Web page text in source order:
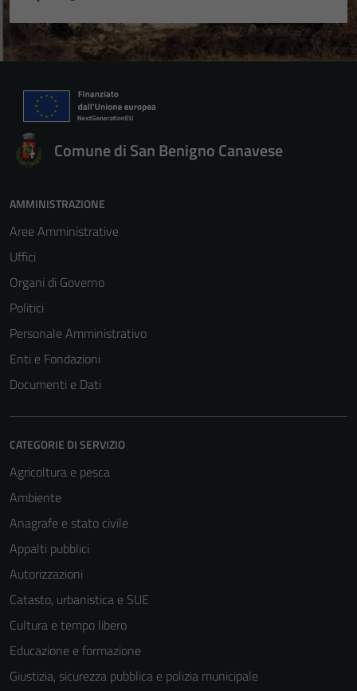
Comune di San Benigno Canavese
AMMINISTRAZIONE
Aree Amministrative
Uffici
Organi di Governo
Politici
Personale Amministrativo
Enti e Fondazioni
Documenti e Dati
CATEGORIE DI SERVIZIO
Agricoltura e pesca
Ambiente
Anagrafe e stato civile
Appalti pubblici
Autorizzazioni
Catasto, urbanistica e SUE
Cultura e tempo libero
Educazione e formazione
Giustizia, sicurezza pubblica e polizia municipale